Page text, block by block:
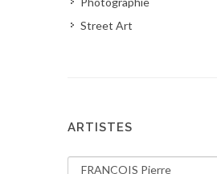
Street Art
ARTISTES